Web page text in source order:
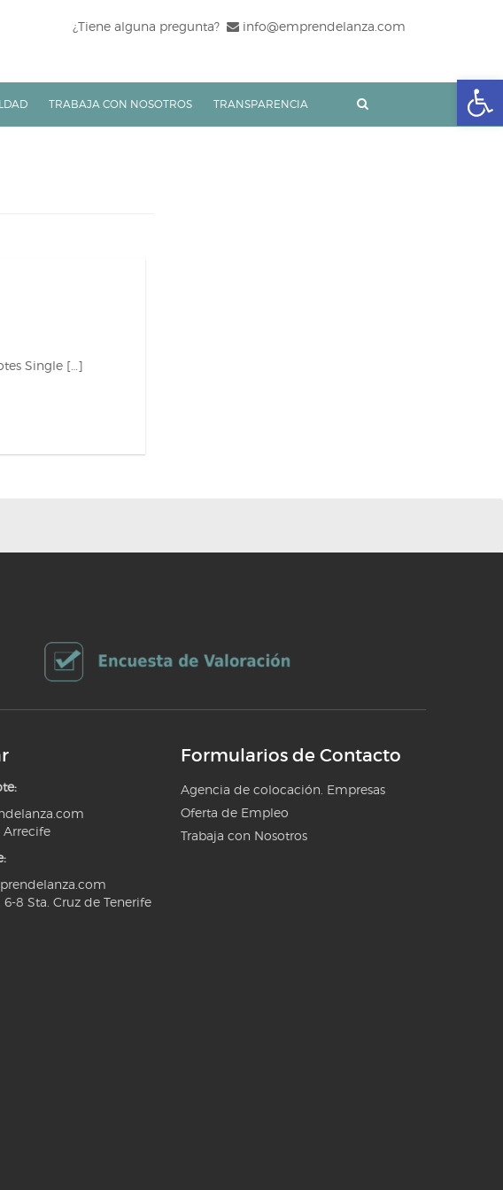
¿Tiene alguna pregunta? info@emprendelanza.com
TRABAJA CON NOSOTROS TRANSPARENCIA
Single […]
Arrecife
6-8 Sta. Cruz de Tenerife
Formularios de Contacto
Agencia de colocación. Empresas
Oferta de Empleo
Trabaja con Nosotros